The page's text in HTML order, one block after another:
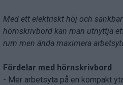
Med ett elektriskt höj och
hörnskrivbord kan man utnyttja
rum men ända maximera
Fördelar med hörnskrivbord
- Mer arbetsyta på en kompakt